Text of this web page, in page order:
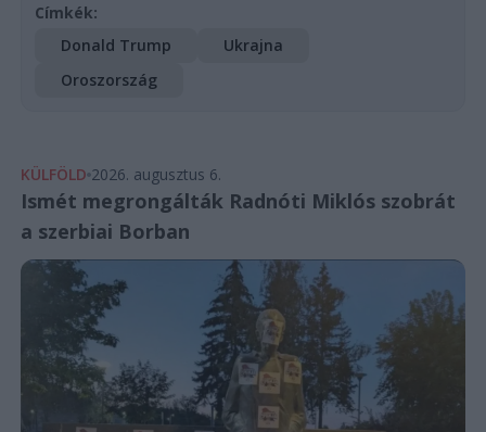
Címkék:
Donald Trump
Ukrajna
Oroszország
KÜLFÖLD 2026. augusztus 6.
Ismét megrongálták Radnóti Miklós szobrát
a szerbiai Borban